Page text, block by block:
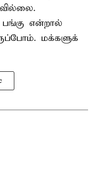
பங்கு என்றால்
மக்களுக்